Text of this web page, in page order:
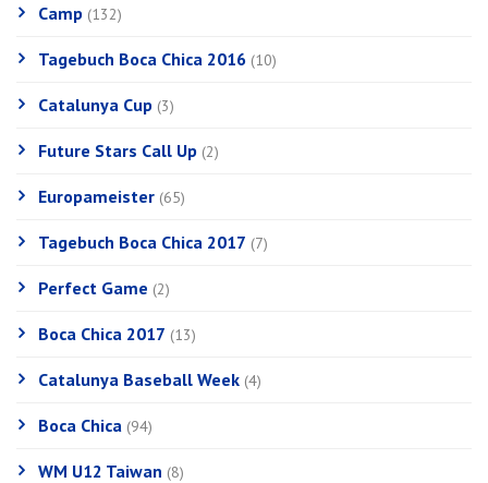
Camp (132)
Tagebuch Boca Chica 2016 (10)
Catalunya Cup (3)
Future Stars Call Up (2)
Europameister (65)
Tagebuch Boca Chica 2017 (7)
Perfect Game (2)
Boca Chica 2017 (13)
Catalunya Baseball Week (4)
Boca Chica (94)
WM U12 Taiwan (8)